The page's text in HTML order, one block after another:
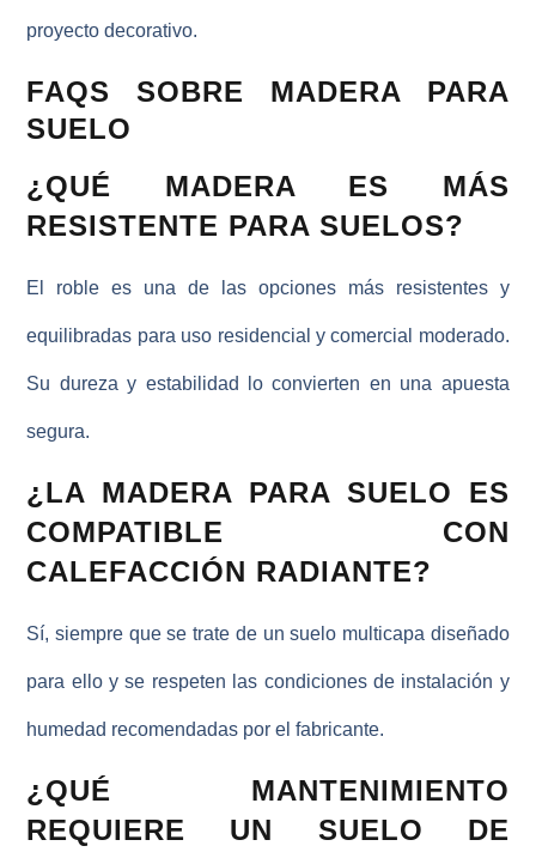
proyecto decorativo.
FAQS SOBRE MADERA PARA
SUELO
¿QUÉ MADERA ES MÁS
RESISTENTE PARA SUELOS?
El roble es una de las opciones más resistentes y
equilibradas para uso residencial y comercial moderado.
Su dureza y estabilidad lo convierten en una apuesta
segura.
¿LA MADERA PARA SUELO ES
COMPATIBLE CON
CALEFACCIÓN RADIANTE?
Sí, siempre que se trate de un suelo multicapa diseñado
para ello y se respeten las condiciones de instalación y
humedad recomendadas por el fabricante.
¿QUÉ MANTENIMIENTO
REQUIERE UN SUELO DE